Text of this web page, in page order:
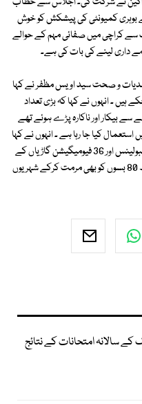
بوہری کمیونٹی کی پیشکش کو خوش
کراچی میں صفائی مہم کے حوالے
داری لینے کی بات کی ہے۔
و صحت سید اویس مظفر نے کہا
ہیں ۔ انہوں نے کہا کہ بڑی تعداد
سے بیکار اور ناکارہ پڑے ہوئے تھے
کیا جا رہا ہے ۔ انہوں نے کہا
کہ حال ہی میں دو علیحدہ مرحلوں میں 24 ایمبولینس اور 36 فیومیگیشن گاڑیاں کے
ایم سے کے حوالے کی ہیں اور اس کے ساتھ ساتھ 80 بسوں کو بھی مرمت کرکے شہریوں
کے سالانہ امتحانات کے نتائج